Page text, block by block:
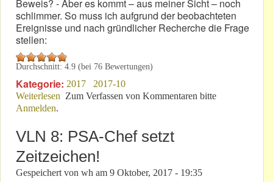
Beweis? - Aber es kommt – aus meiner Sicht – noch
schlimmer. So muss ich aufgrund der beobachteten
Ereignisse und nach gründlicher Recherche die Frage
stellen:
Durchschnitt: 4.9 (bei 76 Bewertungen)
Kategorie: 2017
2017-10
Weiterlesen über Sind „sport auto“ und Audi Komplizen?
Zum Verfassen von Kommentaren bitte
Anmelden.
VLN 8: PSA-Chef setzt
Zeitzeichen!
Gespeichert von wh am 9 Oktober, 2017 - 19:35